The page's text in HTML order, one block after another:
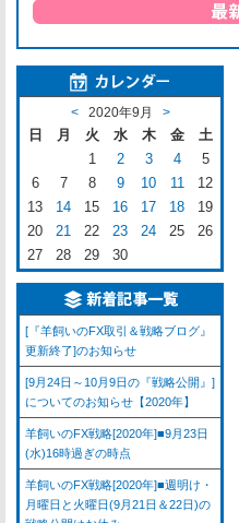
<2020年9月 >
日 月 火 水 木 金
土
1
2 3 4
5
6
7 8 9 10 11
12
13
14 15 16 17 18
19
20
21 22 23 24 25
26
27
28 29 30
[『羊飼いのFX取引＆戦略ブログ』
更新終了]のお知らせ
[9月24日～10月9日の『戦略公開』]
についてのお知らせ【2020年】
羊飼いのFX戦略[2020年]■9月23日
(水)16時過ぎの時点
羊飼いのFX戦略[2020年]■週明け・
月曜日と火曜日(9月21日＆22日)の